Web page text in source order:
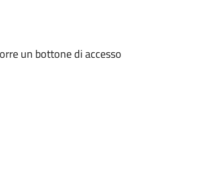
un bottone di accesso